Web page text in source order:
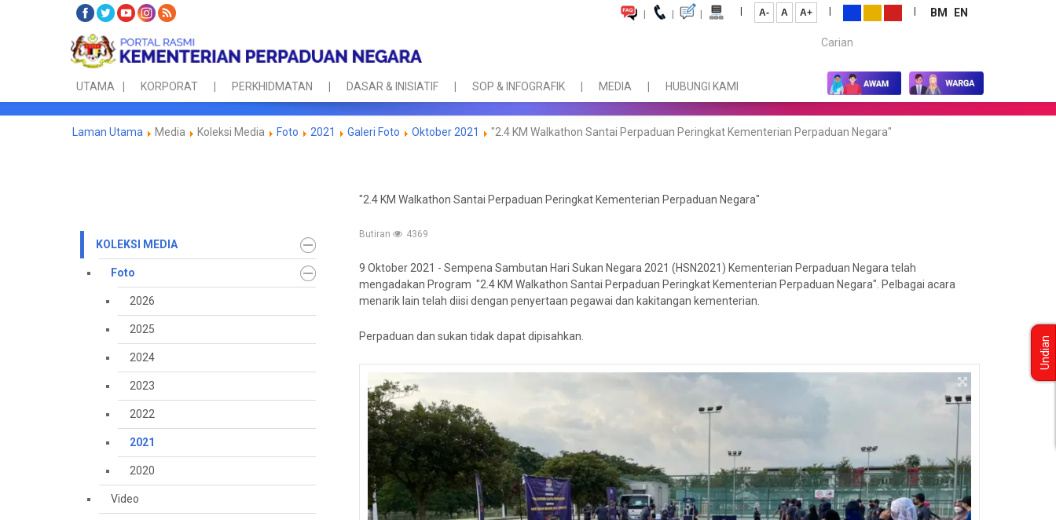
| | | | A- A A+ | | BM
EN
Carian...
UTAMA KORPORAT PERKHIDMATAN DASAR & INISIATIF SOP & INFOGRAFIK MEDIA HUBUNGI KAMI
Laman Utama Media Koleksi Media Foto 2021 Galeri Foto Oktober 2021 "2.4 KM Walkathon Santai Perpaduan Peringkat Kementerian Perpaduan Negara"
KOLEKSI MEDIA
Foto
2026
2025
2024
2023
2022
2021
2020
Video
"2.4 KM Walkathon Santai Perpaduan Peringkat Kementerian Perpaduan Negara"
Butiran 4369
9 Oktober 2021 - Sempena Sambutan Hari Sukan Negara 2021 (HSN2021) Kementerian Perpaduan Negara telah
mengadakan Program "2.4 KM Walkathon Santai Perpaduan Peringkat Kementerian Perpaduan Negara". Pelbagai acara
menarik lain telah diisi dengan penyertaan pegawai dan kakitangan kementerian.
Perpaduan dan sukan tidak dapat dipisahkan. Undian